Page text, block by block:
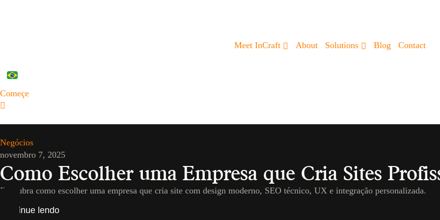
Meet InCraft About Solutions Blog Contact
Começe
Negócios
novembro 7, 2025
Como Escolher uma Empresa que Cria Sites
Descubra como escolher uma empresa que cria site com design moderno, SEO técnico, UX e integração personalizada.
Continue lendo